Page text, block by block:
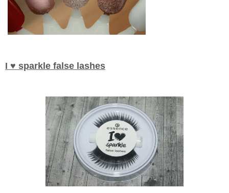
I ♥ sparkle false lashes